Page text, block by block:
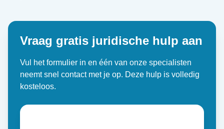
Vraag gratis juridische hulp aan
Vul het formulier in en één van onze specialisten
neemt snel contact met je op. Deze hulp is volledig
kosteloos.